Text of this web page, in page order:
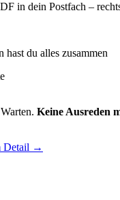
in dein Postfach –
du alles zusammen
Keine Ausreden
Detail →